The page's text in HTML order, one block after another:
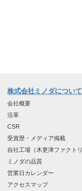
株式会社ミノダについて
会社概要
沿革
CSR
受賞歴・メディア掲載
自社工場（木更津ファクトリ
ミノダの品質
営業日カレンダー
アクセスマップ